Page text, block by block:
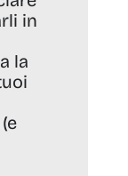
in
la